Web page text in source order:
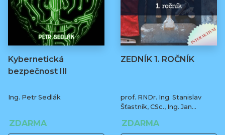
Kybernetická
bezpečnost III
Ing. Petr Sedlák
ZDARMA
ZEDNÍK 1. ROČNÍK
prof. RNDr. Ing. Stanislav
Šťastník, CSc., Ing. Jan
ZDARMA